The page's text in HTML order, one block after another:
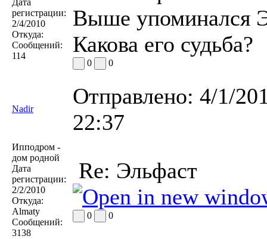
Дата
регистрации:
2/4/2010
Откуда:
Сообщений:
114
Выше упоминался
Какова его судьба?
0 0
Nadir
Отправлено: 4/1/
22:37
Ипподром -
дом родной
Дата
регистрации:
2/2/2010
Откуда:
Almaty
Сообщений:
3138
Re: Эльфаст
0 0